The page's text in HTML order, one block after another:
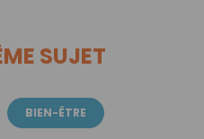
SUJET
BIEN-ÊTRE